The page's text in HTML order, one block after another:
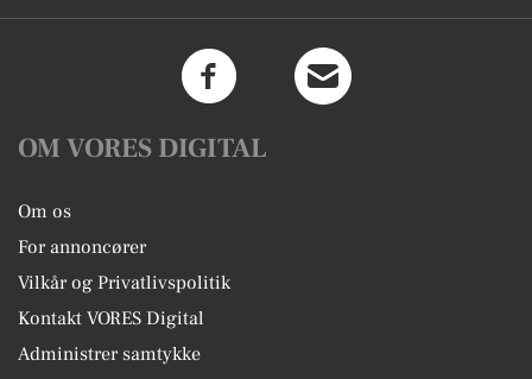
OM VORES DIGITAL
Om os
For annoncører
Vilkår og Privatlivspolitik
Kontakt VORES Digital
Administrer samtykke